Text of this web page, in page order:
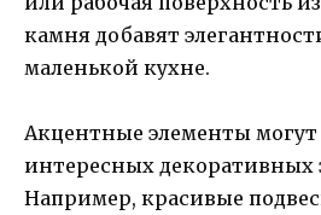
камня добавят
маленькой кухне.
Акцентные элементы могут
интересных декоративных
Например, красивые